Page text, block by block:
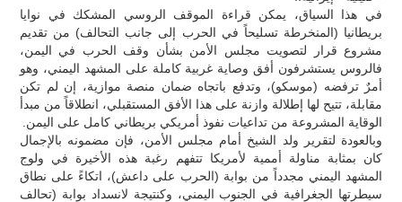
في هذا السياق، يمكن قراءة الموقف الروسي المشكك في نوايا
بريطانيا (المنخرطة تسليحاً في الحرب إلى جانب التحالف) من تقديم
مشروع قرار لتصويت مجلس الأمن بشأن وقف الحرب في اليمن،
فالروس يستشرفون أفق وصاية غربية كاملة على المشهد اليمني، وهو
أمرٌ ترفضه (موسكو)، وتدفع باتجاه ضمان منصة موازية، إن لم تكن
مقابلة، تتيح لها إطلالة وازنة على هذا الأفق المستقبلي، انطلاقاً من مبدأ
الوقاية المشروعة من تداعيات نفوذ أمريكي بريطاني كامل على اليمن.
وبالعودة لتقرير ولد الشيخ أمام مجلس الأمن، فإن مضمونه بالإجمال
كان بمثابة مناولة أممية لأمريكا تتفهم رغبة هذه الأخيرة في ولوج
المشهد اليمني مجدداً من بوابة (الحرب على داعش)، اتكاءً على نطاق
سيطرتها الجغرافية في الجنوب اليمني، وكنتيجة لانسداد بوابة (تحالف